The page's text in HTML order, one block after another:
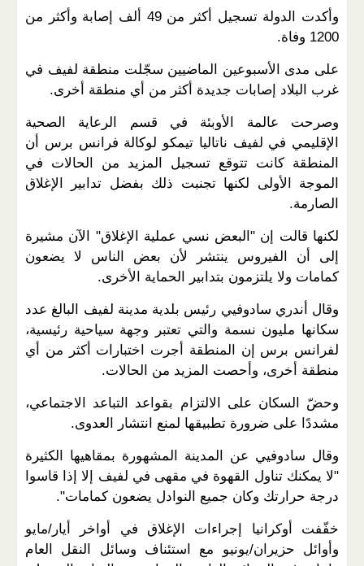
وأكدت الدولة تسجيل أكثر من 49 ألف إصابة وأكثر من
1200 وفاة.
على مدى الأسبوعين الماضيين سجّلت منطقة لفيف في
غرب البلاد إصابات جديدة أكثر من أي منطقة أخرى.
وصرحت عالمة الأوبئة في قسم الرعاية الصحية
الإقليمي في لفيف ناتاليا تيمكو لوكالة فرانس برس أن
المنطقة كانت تتوقع تسجيل المزيد من الحالات في
الموجة الأولى لكنها تجنبت ذلك بفضل تدابير الإغلاق
الصارمة.
لكنها قالت إن "البعض نسي عملية الإغلاق" الآن مشيرة
إلى أن الفيروس ينتشر لأن بعض الناس لا يضعون
كمامات ولا يلتزمون بتدابير الحماية الأخرى.
وقال أندري سادوفيي رئيس بلدية مدينة لفيف البالغ عدد
سكانها مليون نسمة والتي تعتبر وجهة سياحية رئيسية،
لفرانس برس إن المنطقة أجرت اختبارات أكثر من أي
منطقة أخرى، وأحصت المزيد من الحالات.
وحضّ السكان على الالتزام بقواعد التباعد الاجتماعي،
مشددًا على ضرورة تطبيقها لمنع انتشار العدوى.
وقال سادوفيي عن المدينة المشهورة بمقاهيها الكثيرة
"لا يمكنك تناول القهوة في مقهى في لفيف إلا إذا قاسوا
درجة حرارتك وكان جميع النوادل يضعون كمامات".
خفّفت أوكرانيا إجراءات الإغلاق في أواخر أيار/مايو
وأوائل حزيران/يونيو مع استئناف وسائل النقل العام